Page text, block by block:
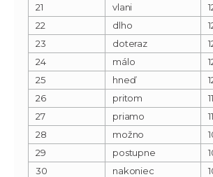
21
vlani
22
dlho
23
doteraz
24
málo
25
hneď
26
pritom
27
priamo
28
možno
29
postupne
30
nakoniec